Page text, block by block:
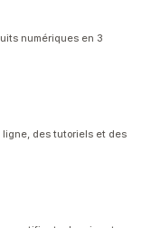
numériques en 3
des tutoriels et des